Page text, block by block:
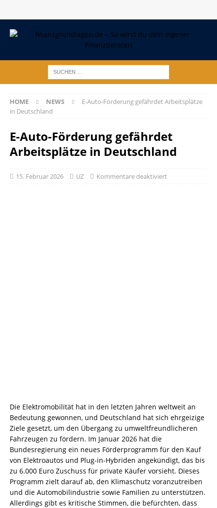
HOME NEWS
E-Auto-Förderung gefährdet Arbeitsplätze
in Deutschland
E-Auto-Förderung gefährdet
Arbeitsplätze in Deutschland
15. Februar 2026 UZ Kommentare deaktiviert
Die Elektromobilität hat in den letzten Jahren weltweit an
Bedeutung gewonnen, und Deutschland hat sich ehrgeizige
Ziele gesetzt, um den Übergang zu umweltfreundlicheren
Fahrzeugen zu fördern. Im Januar 2026 hat die
Bundesregierung ein neues Förderprogramm für den Kauf
von Elektroautos und Plug-in-Hybriden angekündigt, das bis
zu 6.000 Euro Zuschuss für private Käufer vorsieht. Dieses
Programm zielt darauf ab, den Klimaschutz voranzutreiben
und die Automobilindustrie sowie Familien zu unterstützen.
Allerdings gibt es kritische Stimmen, die befürchten, dass